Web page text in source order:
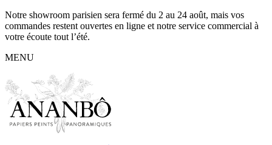
Notre showroom parisien sera fermé du 2 au 24 août, mais vos
commandes restent ouvertes en ligne et notre service commercial à
votre écoute tout l’été.
MENU